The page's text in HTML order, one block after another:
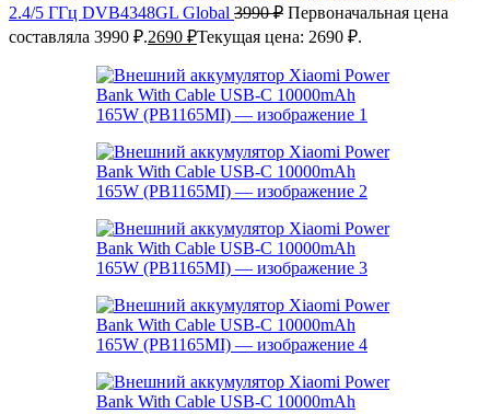
2.4/5 ГГц DVB4348GL Global 3990₽ Первоначальная цена
составляла 3990 ₽.2690 ₽Текущая цена: 2690 ₽.